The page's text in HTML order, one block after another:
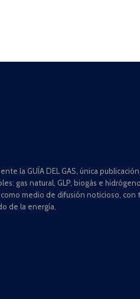
la GUÍA DEL GAS, única
gas natural, GLP, biogás e
medio de difusión noticioso, con
de la energía.